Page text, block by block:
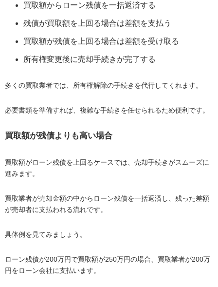
買取額からローン残債を一括返済する
残債が買取額を上回る場合は差額を支払う
買取額が残債を上回る場合は差額を受け取る
所有権変更後に売却手続きが完了する
多くの買取業者では、所有権解除の手続きを代行してくれます。
必要書類を準備すれば、複雑な手続きを任せられるため便利です。
買取額が残債よりも高い場合
買取額がローン残債を上回るケースでは、売却手続きがスムーズに
進みます。
買取業者が売却金額の中からローン残債を一括返済し、残った差額
が売却者に支払われる流れです。
具体例を見てみましょう。
ローン残債が200万円で買取額が250万円の場合、買取業者が200万
円をローン会社に支払います。